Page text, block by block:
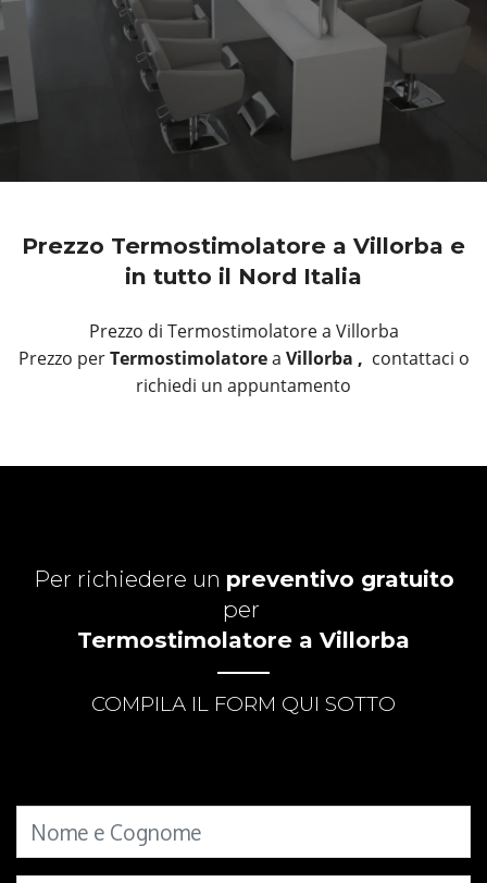
Prezzo Termostimolatore a Villorba e
in tutto il Nord Italia
Prezzo di Termostimolatore a Villorba
Prezzo perTermostimolatorea Villorba , contattaci o
richiedi un appuntamento
Per richiedere un preventivo gratuito
per
Termostimolatore a Villorba
COMPILA IL FORM QUI SOTTO